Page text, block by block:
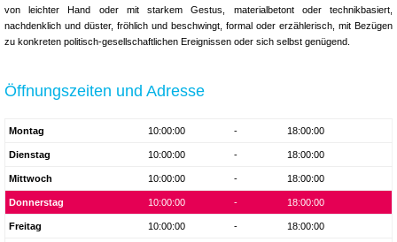
von leichter Hand oder mit starkem Gestus, materialbetont oder technikbasiert,
nachdenklich und düster, fröhlich und beschwingt, formal oder erzählerisch, mit Bezügen
zu konkreten politisch-gesellschaftlichen Ereignissen oder sich selbst genügend.
Öffnungszeiten und Adresse
Montag 10:00:00 - 18:00:00
Dienstag 10:00:00 - 18:00:00
Mittwoch 10:00:00 - 18:00:00
Donnerstag 10:00:00 - 18:00:00
Freitag 10:00:00 - 18:00:00